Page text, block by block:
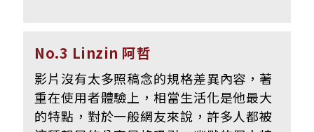
No.3 Linzin 阿哲
影片沒有太多照稿念的規格差異內容，著
重在使用者體驗上，相當生活化是他最大
的特點，對於一般網友來說，許多人都被